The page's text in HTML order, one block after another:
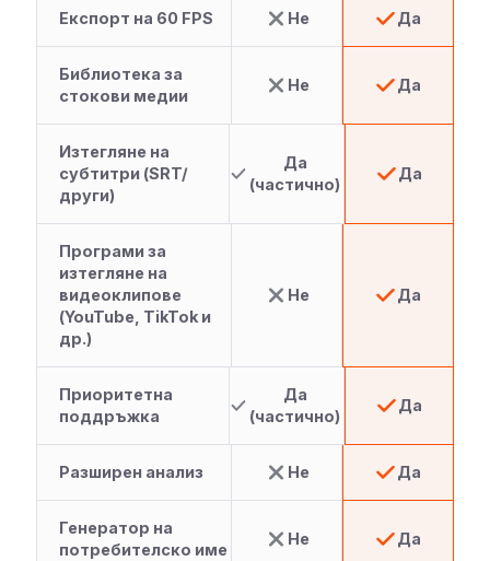
Експорт на 60 FPS Не Да
Библиотека за
стокови медии
Не Да
Изтегляне на
субтитри (SRT/
други)
Да
(частично)
Да
Програми за
изтегляне на
видеоклипове
(YouTube, TikTok и
др.)
Не Да
Приоритетна
поддръжка
Да
(частично)
Да
Разширен анализ Не Да
Генератор на
потребителско име
Не Да